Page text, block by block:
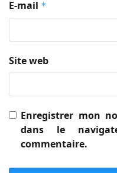
E-mail *
Site web
Enregistrer mon
dans le
commentaire.